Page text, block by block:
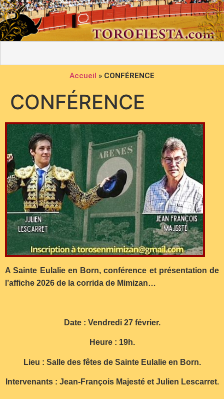
Accueil » CONFÉRENCE
CONFÉRENCE
A Sainte Eulalie en Born, conférence et présentation de
l’affiche 2026 de la corrida de Mimizan…
Date : Vendredi 27 février.
Heure : 19h.
Lieu : Salle des fêtes de Sainte Eulalie en Born.
Intervenants : Jean-François Majesté et Julien Lescarret.